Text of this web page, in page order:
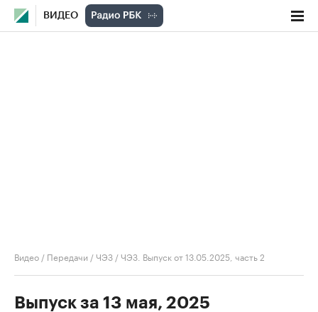
ВИДЕО
Видео / Передачи /ЧЭЗ /ЧЭЗ. Выпуск от 13.05.2025, часть 2
Выпуск за 13 мая, 2025